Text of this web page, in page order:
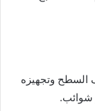
السطح وتجهيزه
شوائب.